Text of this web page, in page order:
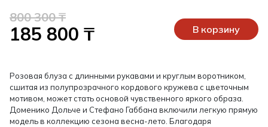
800 300 ₸
185 800 ₸ В корзину
Розовая блуза с длинными рукавами и круглым воротником,
сшитая из полупрозрачного кордового кружева с цветочным
мотивом, может стать основой чувственного яркого образа.
Доменико Дольче и Стефано Габбана включили легкую прямую
модель в коллекцию сезона весна-лето. Благодаря